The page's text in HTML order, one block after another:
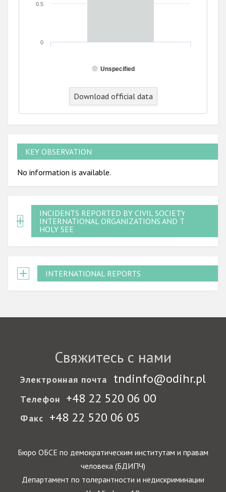
Unspecified
0
0.5
Download official data
KEY OBSERVATION
No information is available.
INCIDENTS REPORTED BY CIVIL SOCIETY,
INTERNATIONAL ORGANIZATIONS AND THE
HOLY SEE
INTERNATIONAL REPORTS
Свяжитесь с нами
Электронная почта tndinfo@odihr.pl
Телефон +48 22 520 06 00
Факс +48 22 520 06 05
Бюро ОБСЕ по демократическим институтам и правам
человека (БДИПЧ)
Департамент по толерантности и недискриминации